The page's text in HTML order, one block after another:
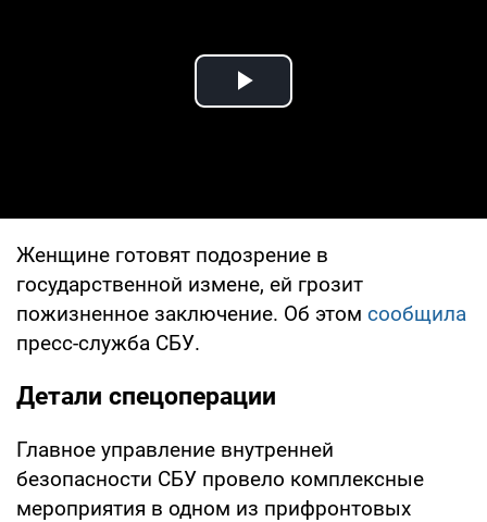
Play Video
Женщине готовят подозрение в
государственной измене, ей грозит
пожизненное заключение. Об этом сообщила
пресс-служба СБУ.
Детали спецоперации
Главное управление внутренней
безопасности СБУ провело комплексные
мероприятия в одном из прифронтовых